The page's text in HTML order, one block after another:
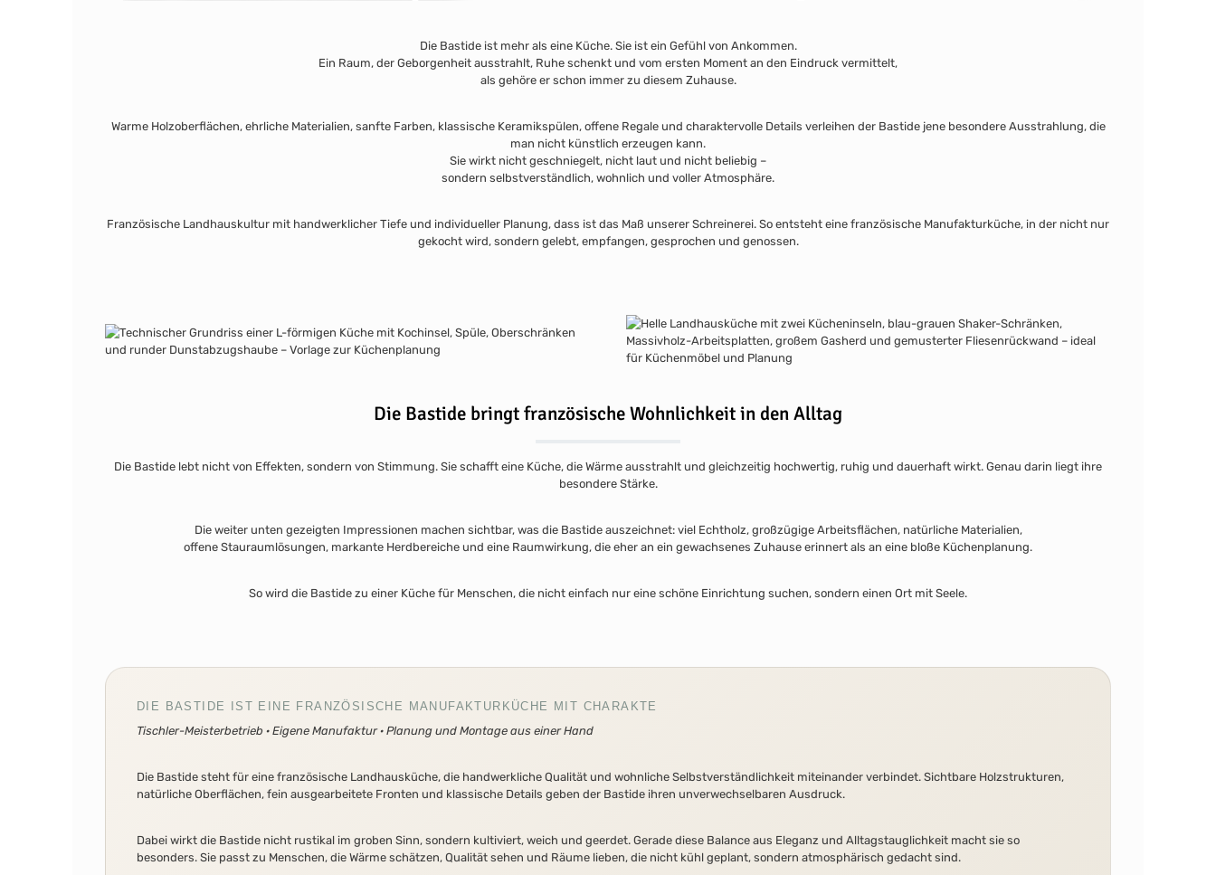
Eleganz
Die Bastide ist mehr als eine Küche. Sie ist ein Gefühl von Ankommen.
Ein Raum, der Geborgenheit ausstrahlt, Ruhe schenkt und vom ersten Moment an den Eindruck vermittelt,
als gehöre er schon immer zu diesem Zuhause.
Warme Holzoberflächen, ehrliche Materialien, sanfte Farben, klassische Keramikspülen, offene Regale und charaktervolle Details verleihen der Bastide jene besondere Ausstrahlung, die
man nicht künstlich erzeugen kann.
Sie wirkt nicht geschniegelt, nicht laut und nicht beliebig –
sondern selbstverständlich, wohnlich und voller Atmosphäre.
Französische Landhauskultur mit handwerklicher Tiefe und individueller Planung, dass ist das Maß unserer Schreinerei. So entsteht eine französische Manufakturküche, in der nicht nur
gekocht wird, sondern gelebt, empfangen, gesprochen und genossen.
Die Bastide bringt französische Wohnlichkeit in den Alltag
Die Bastide lebt nicht von Effekten, sondern von Stimmung. Sie schafft eine Küche, die Wärme ausstrahlt und gleichzeitig hochwertig, ruhig und dauerhaft wirkt. Genau darin liegt ihre
besondere Stärke.
Die weiter unten gezeigten Impressionen machen sichtbar, was die Bastide auszeichnet: viel Echtholz, großzügige Arbeitsflächen, natürliche Materialien,
offene Stauraumlösungen, markante Herdbereiche und eine Raumwirkung, die eher an ein gewachsenes Zuhause erinnert als an eine bloße Küchenplanung.
So wird die Bastide zu einer Küche für Menschen, die nicht einfach nur eine schöne Einrichtung suchen, sondern einen Ort mit Seele.
DIE BASTIDE IST EINE FRANZÖSISCHE MANUFAKTURKÜCHE MIT CHARAKTE
Tischler-Meisterbetrieb · Eigene Manufaktur · Planung und Montage aus einer Hand
Die Bastide steht für eine französische Landhausküche, die handwerkliche Qualität und wohnliche Selbstverständlichkeit miteinander verbindet. Sichtbare Holzstrukturen,
natürliche Oberflächen, fein ausgearbeitete Fronten und klassische Details geben der Bastide ihren unverwechselbaren Ausdruck.
Dabei wirkt die Bastide nicht rustikal im groben Sinn, sondern kultiviert, weich und geerdet. Gerade diese Balance aus Eleganz und Alltagstauglichkeit macht sie so
besonders. Sie passt zu Menschen, die Wärme schätzen, Qualität sehen und Räume lieben, die nicht kühl geplant, sondern atmosphärisch gedacht sind.